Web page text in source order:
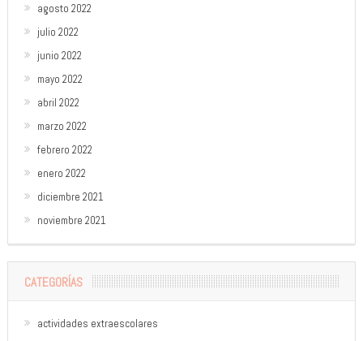
agosto 2022
julio 2022
junio 2022
mayo 2022
abril 2022
marzo 2022
febrero 2022
enero 2022
diciembre 2021
noviembre 2021
CATEGORÍAS
actividades extraescolares